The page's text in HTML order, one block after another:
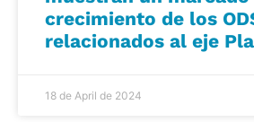
crecimiento de los
relacionados al eje
18 de April de 2024